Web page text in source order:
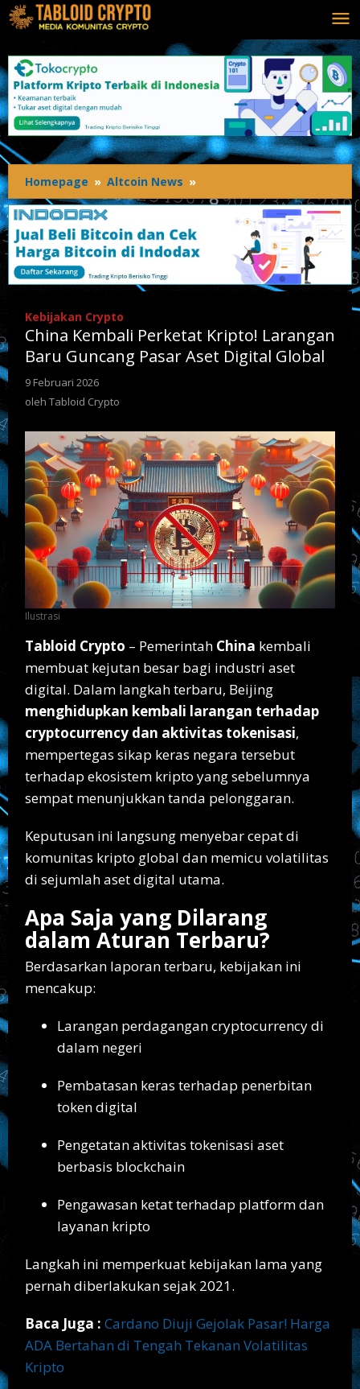
Lewati
ke
konten
Homepage » Altcoin News »
Kembali
Perketat
Larangan
Guncang
Digital
Global
Kebijakan Crypto
China Kembali Perketat Kripto! Larangan
Baru Guncang Pasar Aset Digital Global
9 Februari 2026
Tabloid
oleh Tabloid Crypto
Ilustrasi
Tabloid Crypto – Pemerintah China kembali
membuat kejutan besar bagi industri aset
digital. Dalam langkah terbaru, Beijing
menghidupkan kembali larangan terhadap
cryptocurrency dan aktivitas tokenisasi,
mempertegas sikap keras negara tersebut
terhadap ekosistem kripto yang sebelumnya
sempat menunjukkan tanda pelonggaran.
Keputusan ini langsung menyebar cepat di
komunitas kripto global dan memicu volatilitas
di sejumlah aset digital utama.
Apa Saja yang Dilarang
dalam Aturan Terbaru?
Berdasarkan laporan terbaru, kebijakan ini
mencakup:
Larangan perdagangan cryptocurrency di
dalam negeri
Pembatasan keras terhadap penerbitan
token digital
Pengetatan aktivitas tokenisasi aset
berbasis blockchain
Pengawasan ketat terhadap platform dan
layanan kripto
Langkah ini memperkuat kebijakan lama yang
pernah diberlakukan sejak 2021.
Baca Juga : Cardano Diuji Gejolak Pasar! Harga
ADA Bertahan di Tengah Tekanan Volatilitas
Kripto